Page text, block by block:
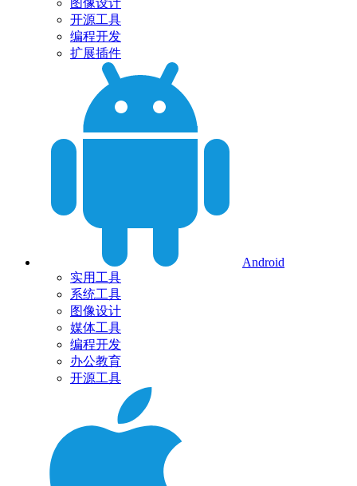
图像设计
开源工具
编程开发
扩展插件
Android
实用工具
系统工具
图像设计
媒体工具
编程开发
办公教育
开源工具